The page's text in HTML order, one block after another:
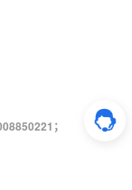
；